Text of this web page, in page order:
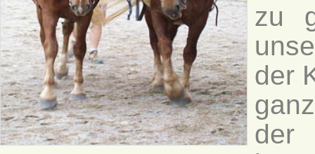
zu
der
der